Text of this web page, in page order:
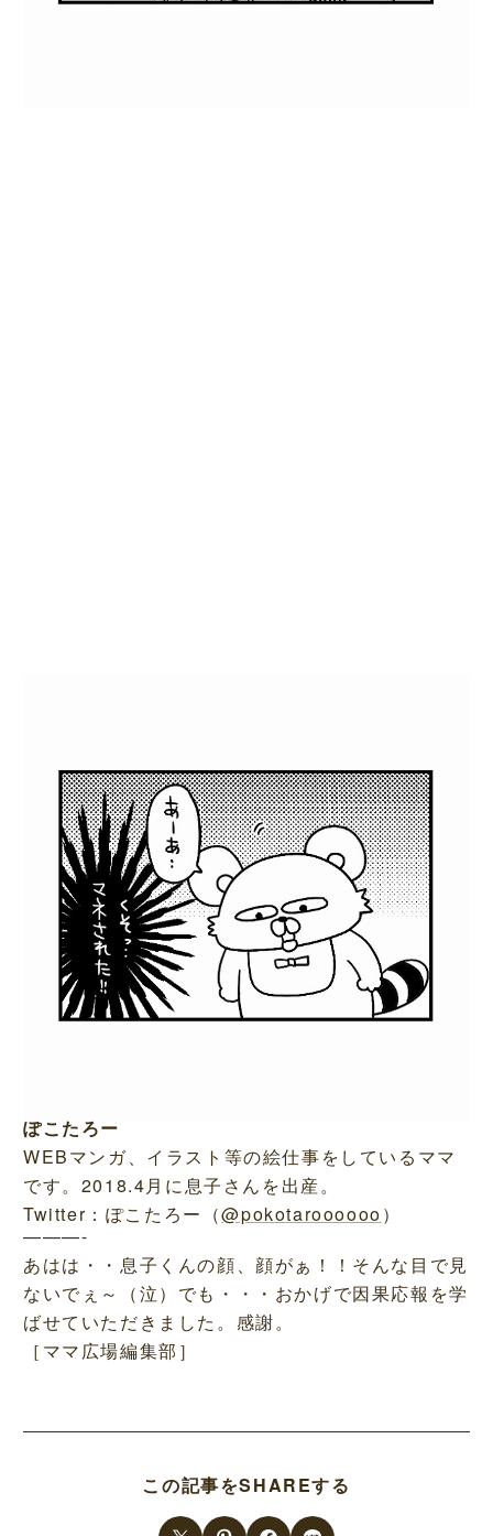
ぽこたろー
WEBマンガ、イラスト等の絵仕事をしているママ
です。2018.4月に息子さんを出産。
Twitter：ぽこたろー（@pokotaroooooo）
———-
あはは・・息子くんの顔、顔がぁ！！そんな目で見
ないでぇ～（泣）でも・・・おかげで因果応報を学
ばせていただきました。感謝。
［ママ広場編集部］
この記事をSHAREする